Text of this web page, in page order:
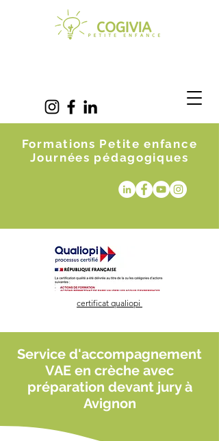
Formations Petite enfance
Journées pédagogiques
certificat qualiopi
Service d'accompagnement
VAE en crèche avec
préparation devant jury à
Avignon